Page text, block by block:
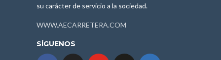
su carácter de servicio a la sociedad.
WWW.AECARRETERA.COM
SÍGUENOS